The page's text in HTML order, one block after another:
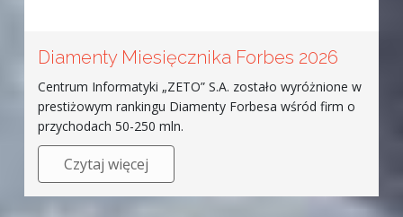
Diamenty Miesięcznika Forbes 2026
Centrum Informatyki „ZETO” S.A. zostało wyróżnione w
prestiżowym rankingu Diamenty Forbesa wśród firm o
przychodach 50-250 mln.
Czytaj więcej